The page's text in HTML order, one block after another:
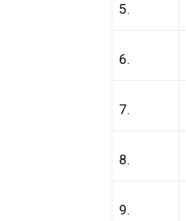
5.
6.
7.
8.
9.